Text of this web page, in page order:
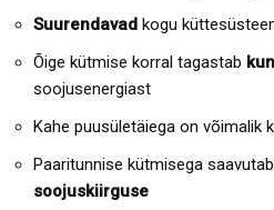
Suurendavad kogu
Õige kütmise korral tagastab
soojusenergiast
Kahe puusületäiega on võimalik
Paaritunnise kütmisega saavutab
soojuskiirguse